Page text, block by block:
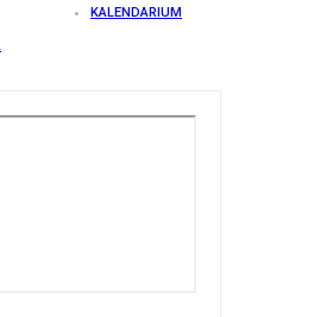
KALENDARIUM